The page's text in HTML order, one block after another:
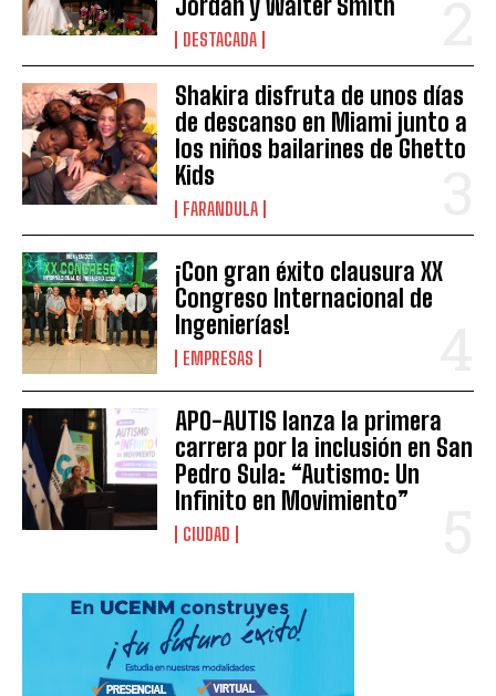
DESTACADA
Shakira disfruta de unos días
de descanso en Miami junto a
los niños bailarines de Ghetto
Kids
FARANDULA
¡Con gran éxito clausura XX
Congreso Internacional de
Ingenierías!
EMPRESAS
APO-AUTIS lanza la primera
carrera por la inclusión en San
Pedro Sula: “Autismo: Un
Infinito en Movimiento”
CIUDAD